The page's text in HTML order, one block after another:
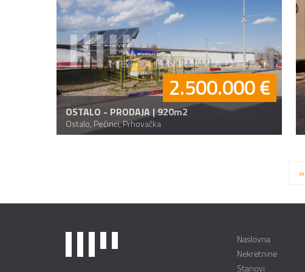
OSTALO - PRODAJA | 920m2
Ostalo, Pećinci, Prhovačka
2.500.000 €
«
Naslovna
Nekretnine
Stanovi